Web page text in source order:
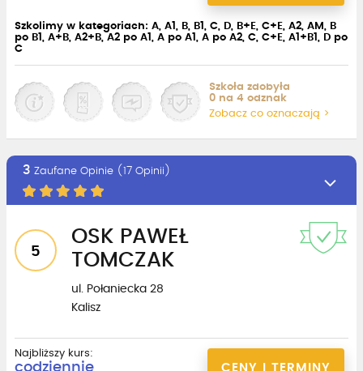
Szkolimy w kategoriach: A, A1, B, B1, C, D, B+E, C+E, A2, AM, B
po B1, A+B, A2+B, A2 po A1, A po A1, A po A2, C, C+E, A1+B1, D po
C
Szkoła zdobyła
0 na 4 odznak
Zobacz co oznaczają >
3 Zaufane Opinie (17 Opinii)
5
OSK PAWEŁ
TOMCZAK
ul. Połaniecka 28
Kalisz
CENY I TERMINY
Najbliższy kurs:
codziennie